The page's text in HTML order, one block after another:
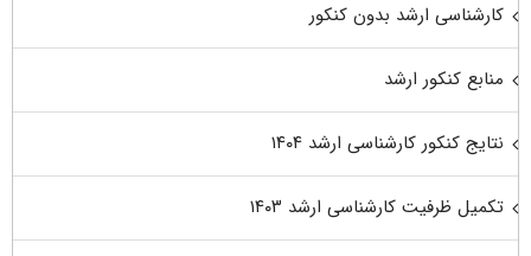
کارشناسی ارشد بدون کنکور
منابع کنکور ارشد
نتایج کنکور کارشناسی ارشد ۱۴۰۴
تکمیل ظرفیت کارشناسی ارشد ۱۴۰۳